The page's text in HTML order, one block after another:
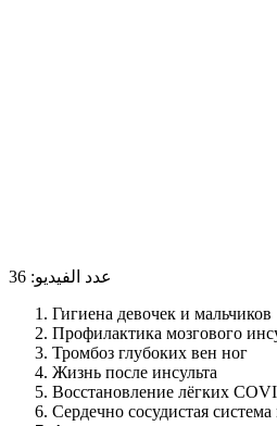
عدد الفيديو: 36
Гигиена девочек и мальчиков
Профилактика мозгового
Тромбоз глубоких вен ног
Жизнь после инсульта
Восстановление лёгких
Сердечно сосудистая